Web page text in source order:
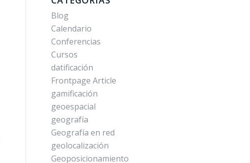
Blog
Calendario
Conferencias
Cursos
datificación
Frontpage Article
gamificación
geoespacial
geografía
Geografía en red
geolocalización
Geoposicionamiento